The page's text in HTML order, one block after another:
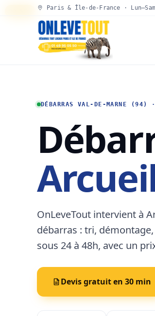
Paris & Île-de-France ·
DÉBARRAS VAL-DE-MARNE (94)
OnLeveTout intervient à
débarras : tri,
sous 24 à 48h, avec un
Devis gratuit en 30 min